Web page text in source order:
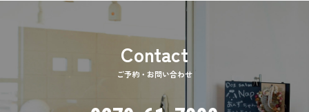
ご予約・お問い合わせ